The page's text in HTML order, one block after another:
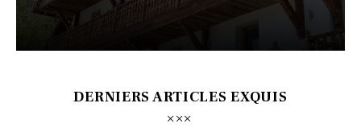
DERNIERS ARTICLES EXQUIS